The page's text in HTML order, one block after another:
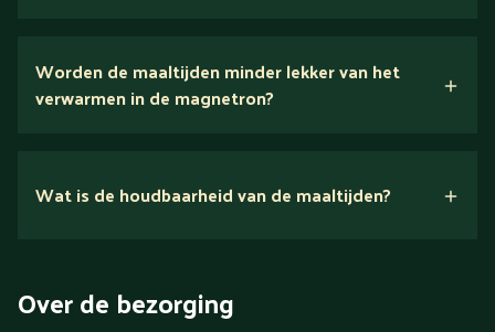
voedingsexperts
Verlaagd in koolhydraten
Worden de maaltijden minder lekker van het
verwarmen in de magnetron?
Wat is de houdbaarheid van de maaltijden?
Over de bezorging